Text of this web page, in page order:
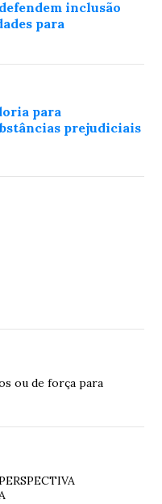
inclusão
para
para
prejudiciais
ou de força para